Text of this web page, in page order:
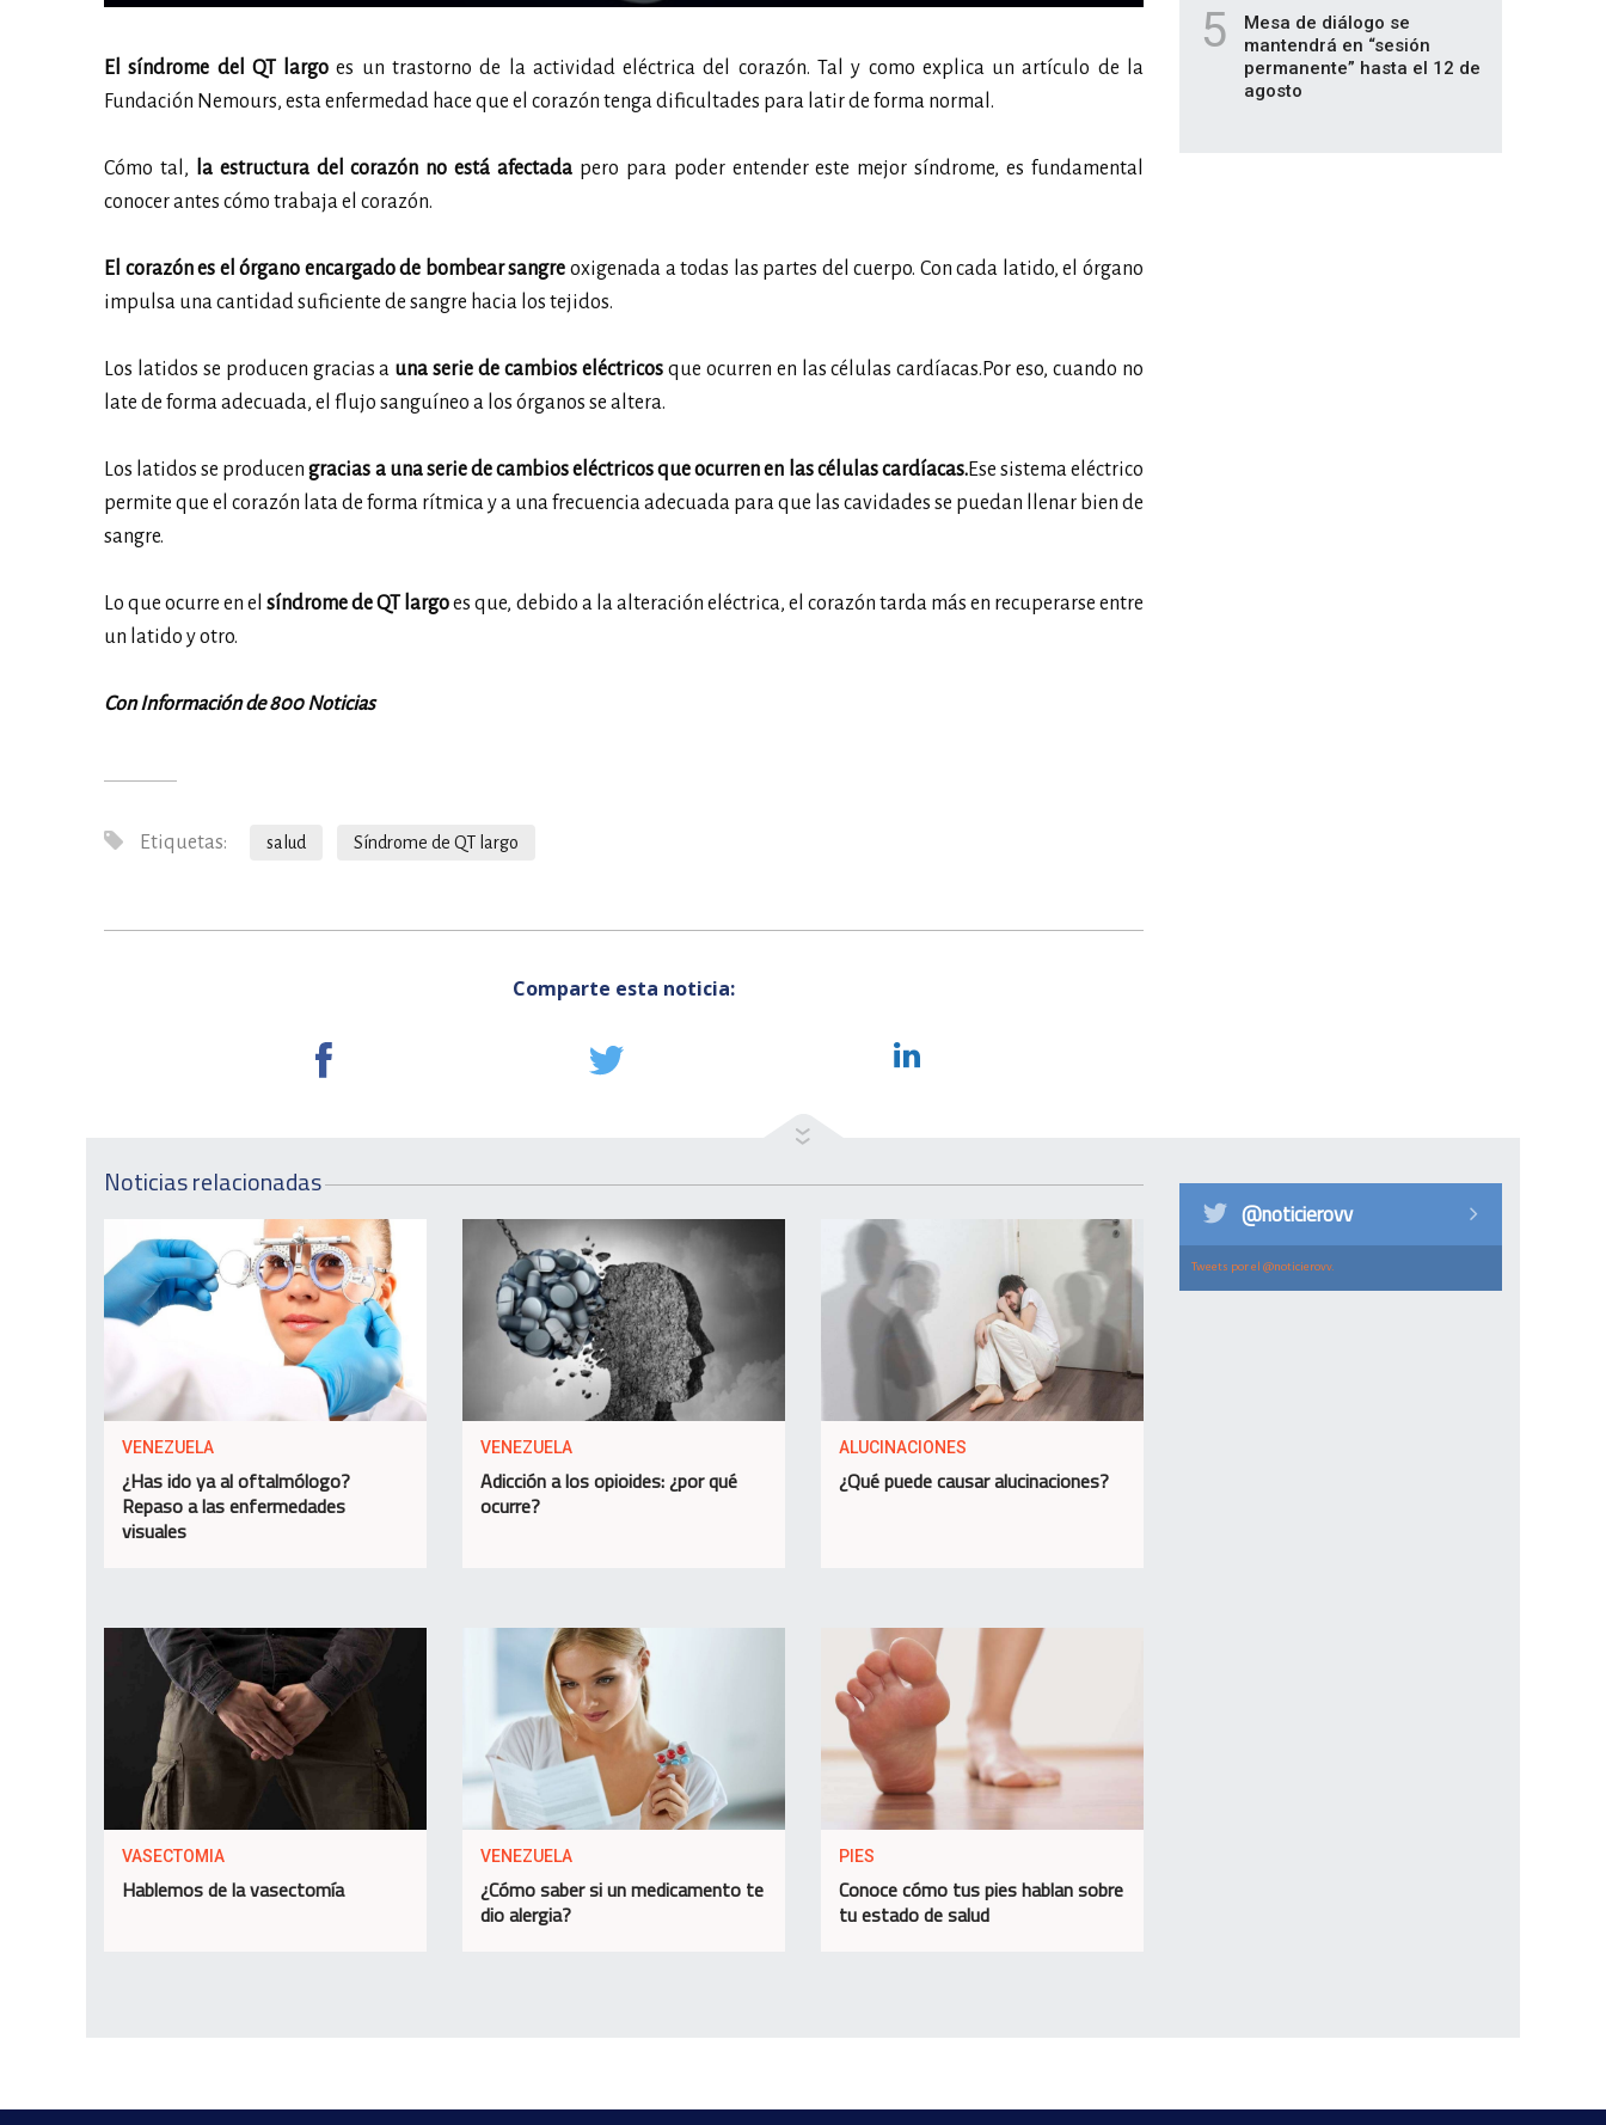
El síndrome del QT largo es un trastorno de la actividad eléctrica del corazón. Tal y como explica un artículo de la
Fundación Nemours, esta enfermedad hace que el corazón tenga dificultades para latir de forma normal.
Cómo tal, la estructura del corazón no está afectada pero para poder entender este mejor síndrome, es fundamental
conocer antes cómo trabaja el corazón.
El corazón es el órgano encargado de bombear sangre oxigenada a todas las partes del cuerpo. Con cada latido, el órgano
impulsa una cantidad suficiente de sangre hacia los tejidos.
Los latidos se producen gracias a una serie de cambios eléctricosque ocurren en las células cardíacas.Por eso, cuando no
late de forma adecuada, el flujo sanguíneo a los órganos se altera.
Los latidos se producen gracias a una serie de cambios eléctricos que ocurren en las células cardíacas.Ese sistema eléctrico
permite que el corazón lata de forma rítmica y a una frecuencia adecuada para que las cavidades se puedan llenar bien de
sangre.
Lo que ocurre en el síndrome de QT largoes que, debido a la alteración eléctrica, el corazón tarda más en recuperarse entre
un latido y otro.
Con Información de 800 Noticias
Etiquetas: salud Síndrome de QT largo
Comparte esta noticia:
5
Mesa de diálogo se
mantendrá en “sesión
permanente” hasta el 12 de
agosto
Noticias relacionadas
VENEZUELA
¿Has ido ya al oftalmólogo?
Repaso a las enfermedades
visuales
VENEZUELA
Adicción a los opioides: ¿por qué
ocurre?
ALUCINACIONES
¿Qué puede causar alucinaciones?
VASECTOMIA
Hablemos de la vasectomía
VENEZUELA
¿Cómo saber si un medicamento te
dio alergia?
PIES
Conoce cómo tus pies hablan sobre
tu estado de salud
@noticierovv
Tweets por el @noticierovv.